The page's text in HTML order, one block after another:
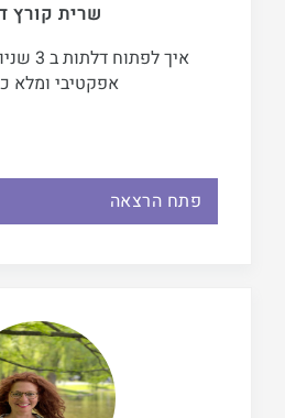
שרית קורץ
איך
אפקטיבי ומלא
פתח הרצאה